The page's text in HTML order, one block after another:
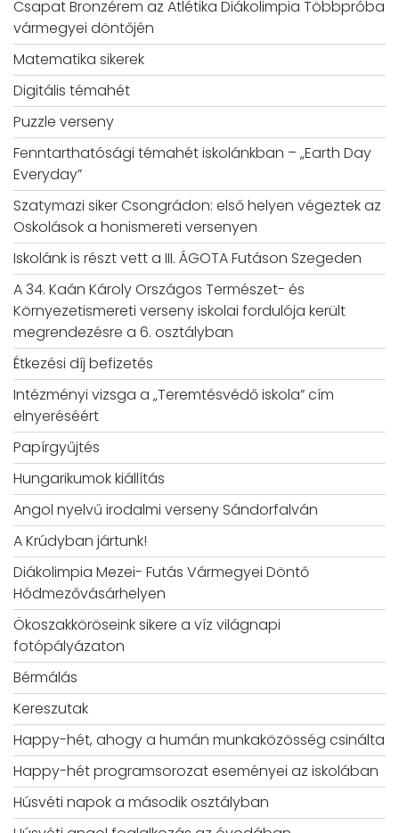
Csapat Bronzérem az Atlétika Diákolimpia Többpróba
vármegyei döntőjén
Matematika sikerek
Digitális témahét
Puzzle verseny
Fenntarthatósági témahét iskolánkban – „Earth Day
Everyday”
Szatymazi siker Csongrádon: első helyen végeztek az
Oskolások a honismereti versenyen
Iskolánk is részt vett a III. ÁGOTA Futáson Szegeden
A 34. Kaán Károly Országos Természet- és
Környezetismereti verseny iskolai fordulója került
megrendezésre a 6. osztályban
Étkezési díj befizetés
Intézményi vizsga a „Teremtésvédő iskola” cím
elnyeréséért
Papírgyűjtés
Hungarikumok kiállítás
Angol nyelvű irodalmi verseny Sándorfalván
A Krúdyban jártunk!
Diákolimpia Mezei- Futás Vármegyei Döntő
Hódmezővásárhelyen
Ökoszakköröseink sikere a víz világnapi
fotópályázaton
Bérmálás
Kereszutak
Happy-hét, ahogy a humán munkaközösség csinálta
Happy-hét programsorozat eseményei az iskolában
Húsvéti napok a második osztályban